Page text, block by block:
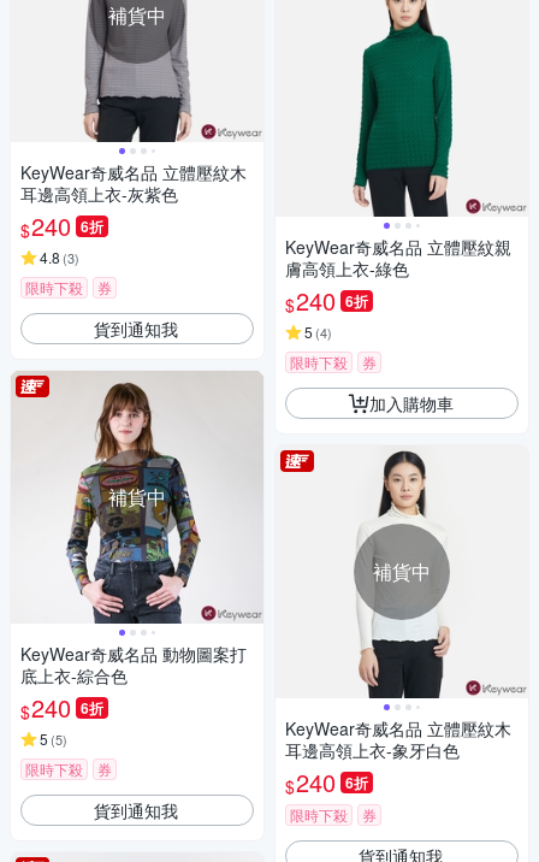
補貨中
KeyWear奇威名品 立體壓紋木
耳邊高領上衣-灰紫色
$240 6折
4.8 (3)
限時下殺 券
貨到通知我
補貨中
KeyWear奇威名品 動物圖案打
底上衣-綜合色
$240 6折
5 (5)
限時下殺 券
貨到通知我
KeyWear奇威名品 立體壓紋親
膚高領上衣-綠色
$240 6折
5 (4)
限時下殺 券
加入購物車
補貨中
KeyWear奇威名品 立體壓紋木
耳邊高領上衣-象牙白色
$240 6折
限時下殺 券
貨到通知我